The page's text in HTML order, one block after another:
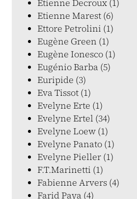
Étienne Decroux (1)
Etienne Marest (6)
Ettore Petrolini (1)
Eugène Green (1)
Eugène Ionesco (1)
Eugénio Barba (5)
Euripide (3)
Eva Tissot (1)
Evelyne Erte (1)
Evelyne Ertel (34)
Evelyne Loew (1)
Evelyne Panato (1)
Evelyne Pieller (1)
F.T.Marinetti (1)
Fabienne Arvers (4)
Farid Paya (4)